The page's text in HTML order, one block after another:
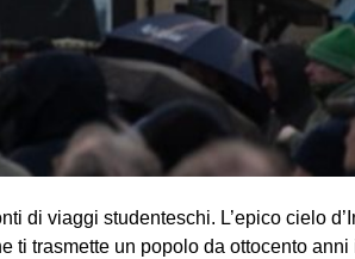
di viaggi studenteschi. L’epico cielo
ti trasmette un popolo da ottocento anni